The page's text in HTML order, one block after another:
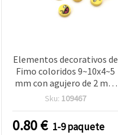
Elementos decorativos de
Fimo coloridos 9~10x4~5
mm con agujero de 2 mm
– Mix surtido de emojis
Sku: 109467
0.80€ 1-9 paquete